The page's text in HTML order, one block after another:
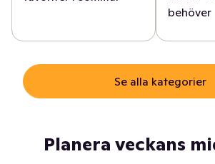
behöver
Se alla kategorier
Planera veckans